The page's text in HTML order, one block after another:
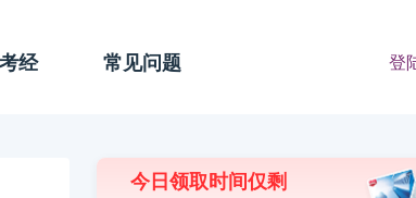
经 常见问题 登
今日领取时间仅剩